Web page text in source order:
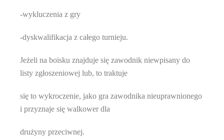
-wykluczenia z gry
-dyskwalifikacja z całego turnieju.
Jeżeli na boisku znajduje się zawodnik niewpisany do
listy zgłoszeniowej lub, to traktuje
się to wykroczenie, jako gra zawodnika nieuprawnionego
i przyznaje się walkower dla
drużyny przeciwnej.